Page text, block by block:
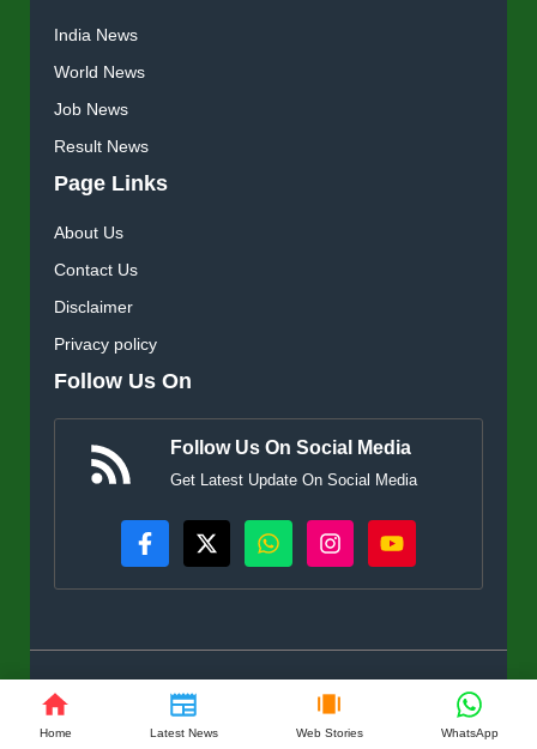
Home Latest News Web Stories WhatsApp
India News
World News
Job News
Result News
Page Links
About Us
Contact Us
Disclaimer
Privacy policy
Follow Us On
Follow Us On Social Media
Get Latest Update On Social Media